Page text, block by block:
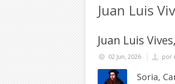
Juan Luis
Juan Luis
02 Jun, 2026 por
Soria,